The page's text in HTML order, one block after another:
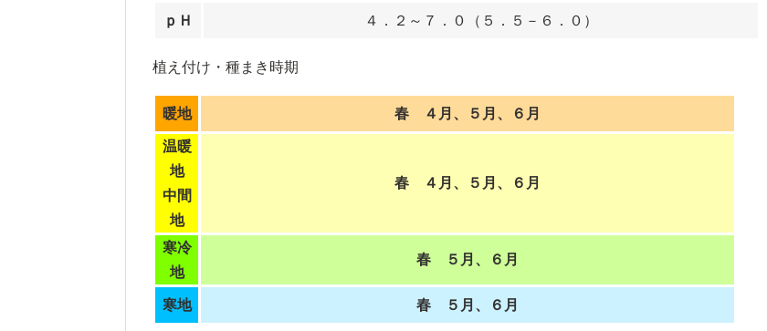
ｐＨ ４．２～７．０（５．５－６．０）
植え付け・種まき時期
暖地 春 ４月、５月、６月
温暖
地
中間
地
春 ４月、５月、６月
寒冷
地
春 ５月、６月
寒地 春 ５月、６月